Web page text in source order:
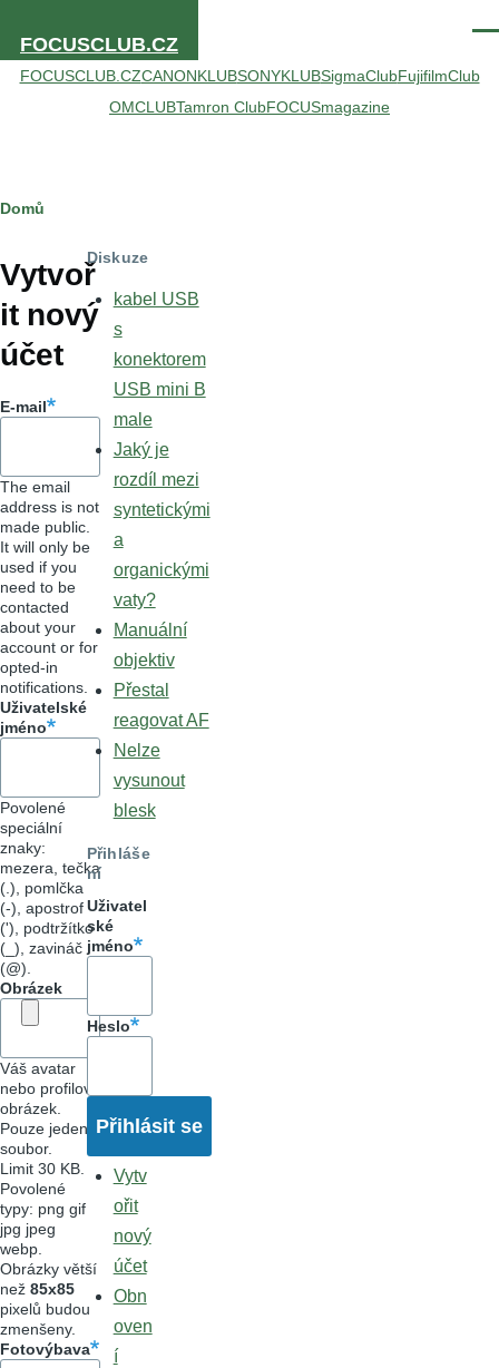
FOCUSCLUB.CZ
FOCUSCLUB.CZCANONKLUBSONYKLUBSigmaClubFujifilmClub
OMCLUBTamron ClubFOCUSmagazine
Hlavní
záložky
Drobečková
navigace
Domů
Vytvoř
it nový
účet
E-mail
The email
address is not
made public.
It will only be
used if you
need to be
contacted
about your
account or for
opted-in
notifications.
Uživatelské
jméno
Povolené
speciální
znaky:
mezera, tečka
(.), pomlčka
(-), apostrof
('), podtržítko
(_), zavináč
(@).
Obrázek
Váš avatar
nebo profilový
obrázek.
Pouze jeden
soubor.
Limit 30 KB.
Povolené
typy: png gif
jpg jpeg
webp.
Obrázky větší
než 85x85
pixelů budou
zmenšeny.
Fotovýbava
Diskuze
kabel USB
s
konektorem
USB mini B
male
Jaký je
rozdíl mezi
syntetickými
a
organickými
vaty?
Manuální
objektiv
Přestal
reagovat AF
Nelze
vysunout
blesk
Přihláše
ní
Uživatel
ské
jméno
Heslo
Vytv
ořit
nový
účet
Obn
oven
í